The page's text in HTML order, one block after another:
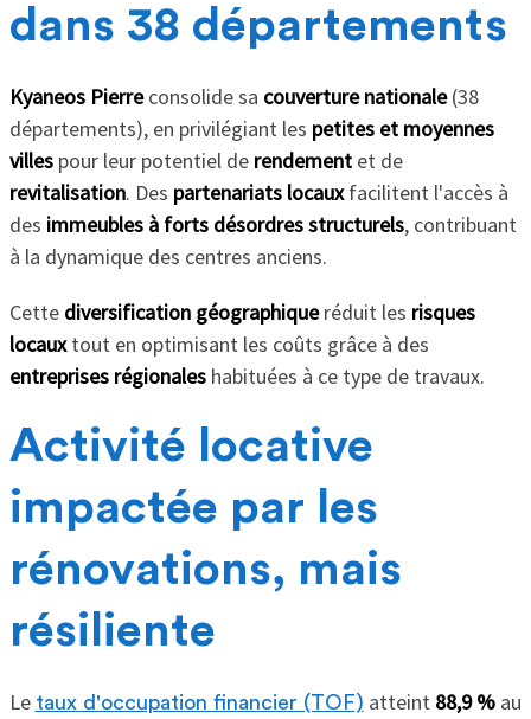
dans 38 départements
Kyaneos Pierreconsolide sa couverture nationale(38
départements), en privilégiant les petites et moyennes
villespour leur potentiel de rendementet de
revitalisation. Des partenariats locauxfacilitent l'accès à
des immeubles à forts désordres structurels, contribuant
à la dynamique des centres anciens.
Cette diversification géographiqueréduit les risques
locauxtout en optimisant les coûts grâce à des
entreprises régionaleshabituées à ce type de travaux.
Activité locative
impactée par les
rénovations, mais
résiliente
Le taux d'occupation financier (TOF) atteint 88,9 %au